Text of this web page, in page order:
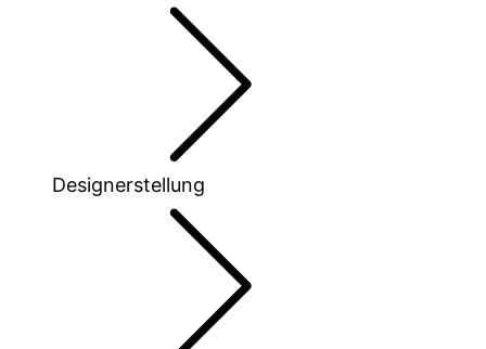
Designerstellung